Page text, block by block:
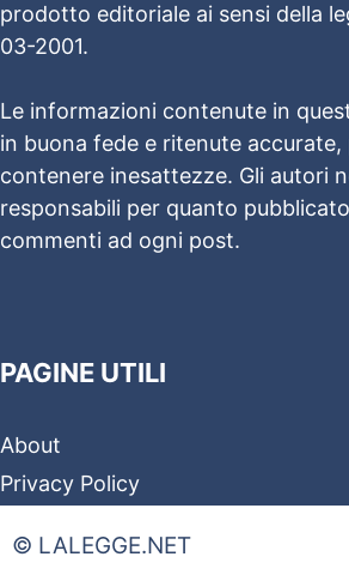
prodotto editoriale ai sensi della
03-2001.
Le informazioni contenute in
in buona fede e ritenute
contenere inesattezze. Gli autori
responsabili per quanto
commenti ad ogni post.
PAGINE UTILI
About
Privacy Policy
© LALEGGE.NET